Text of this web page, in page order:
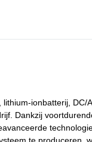
ionbatterij,
Dankzij